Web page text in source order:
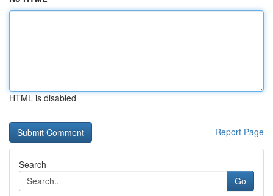
HTML is disabled
Report Page
Search
Go